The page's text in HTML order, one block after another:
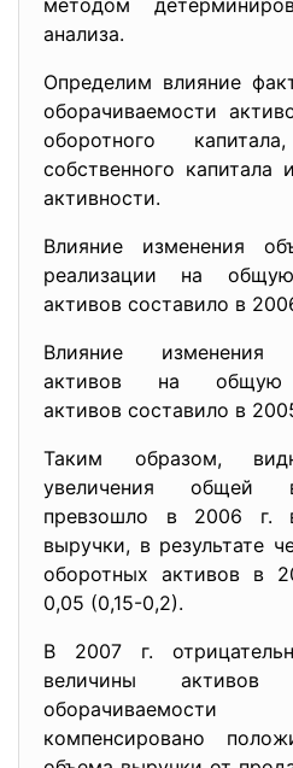
методом
анализа.
Определим влияние
оборачиваемости
оборотного
собственного
активности.
Влияние изменения
реализации на общую
активов составило в
Влияние
активов на общую
активов составило в
Таким образом,
увеличения общей
превзошло в 2006 г.
выручки, в результате
оборотных активов в
0,05 (0,15-0,2).
В 2007 г.
величины активов
компенсировано